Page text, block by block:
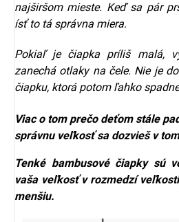
najširšom mieste. Keď sa pár
ísť to tá správna miera.
Pokiaľ je čiapka príliš malá,
zanechá otlaky na čele. Nie je
čiapku, ktorá potom ľahko
Viac o tom prečo deťom stále
správnu veľkosť sa dozvieš v
Tenké bambusové čiapky sú
vaša veľkosť v rozmedzí
menšiu.